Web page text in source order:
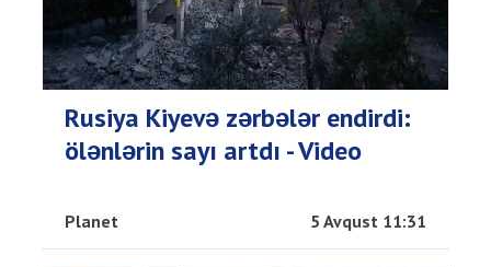
Rusiya Kiyevə zərbələr endirdi:
ölənlərin sayı artdı - Video
Planet 5 Avqust 11:31